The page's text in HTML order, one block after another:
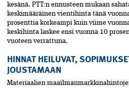
kesänä. PTT:n ennusteen mukaan
keskimääräinen vientihinta tänä
prosenttia korkeampi kuin viime
keskihinta laskee ensi vuonna 10
vuoteen verrattuna.
HINNAT HEILUVAT,
JOUSTAMAAN
Materiaalien